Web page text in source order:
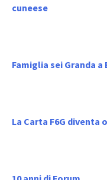
cuneese
Famiglia sei Granda a
La Carta F6G diventa